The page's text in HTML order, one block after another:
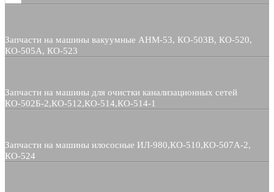
Запчасти на машины вакуумные АНМ-53, КО-503В, КО-520,
КО-505А, КО-523
Запчасти на машины для очистки канализационных сетей
КО-502Б-2,КО-512,КО-514,КО-514-1
Запчасти на машины илососные ИЛ-980,КО-510,КО-507А-2,
КО-524